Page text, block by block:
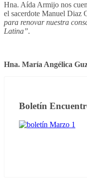
Hna. Aída Armijo nos
el sacerdote Manuel Diaz
para renovar nuestra
Latina”.
Hna. María Angélica
Boletín